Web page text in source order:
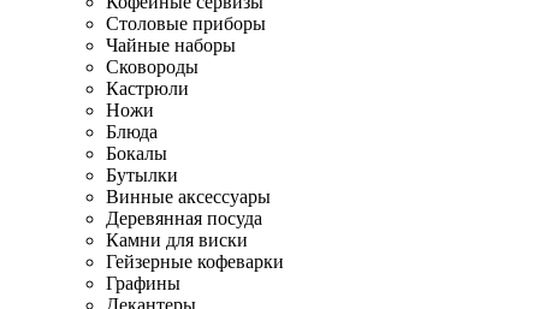
Столовые приборы
Чайные наборы
Сковороды
Кастрюли
Ножи
Блюда
Бокалы
Бутылки
Винные аксессуары
Деревянная посуда
Камни для виски
Гейзерные кофеварки
Графины
Декантеры